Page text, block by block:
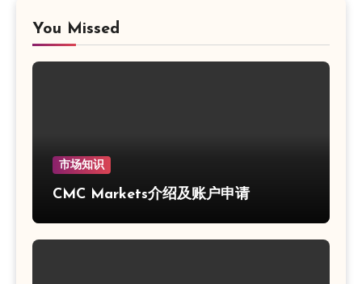
You Missed
市场知识
CMC Markets介绍及账户申请